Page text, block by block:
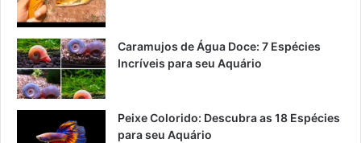
Caramujos de Água Doce: 7 Espécies
Incríveis para seu Aquário
Peixe Colorido: Descubra as 18 Espécies
para seu Aquário